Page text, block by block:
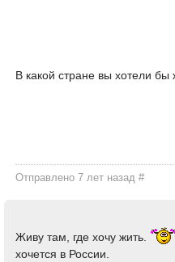
В какой стране вы хотели
Отправлено 7 лет назад#
Живу там, где хочу жить.
хочется в России.